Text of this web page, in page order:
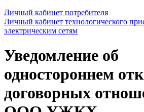
Личный кабинет потребителя
Личный кабинет технологического
электрическим сетям
Уведомление об
одностороннем
договорных